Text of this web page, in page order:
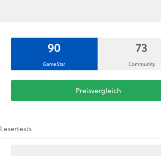
90
GameStar
73
Community
Preisvergleich
Lesertests